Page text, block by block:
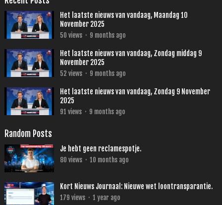
Het laatste nieuws van vandaag, Maandag 10
November 2025
50 views · 9 months ago
Het laatste nieuws van vandaag, Zondag middag 9
November 2025
52 views · 9 months ago
Het laatste nieuws van vandaag, Zondag 9 November
2025
91 views · 9 months ago
Random Posts
Je hebt geen reclamespotje.
80 views · 10 months ago
Kort Nieuws Journaal: Nieuwe wet loontransparantie.
179 views · 1 year ago